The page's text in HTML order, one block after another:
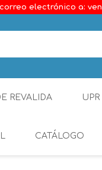
electrónico a:
REVALIDA UPR
CATÁLOGO